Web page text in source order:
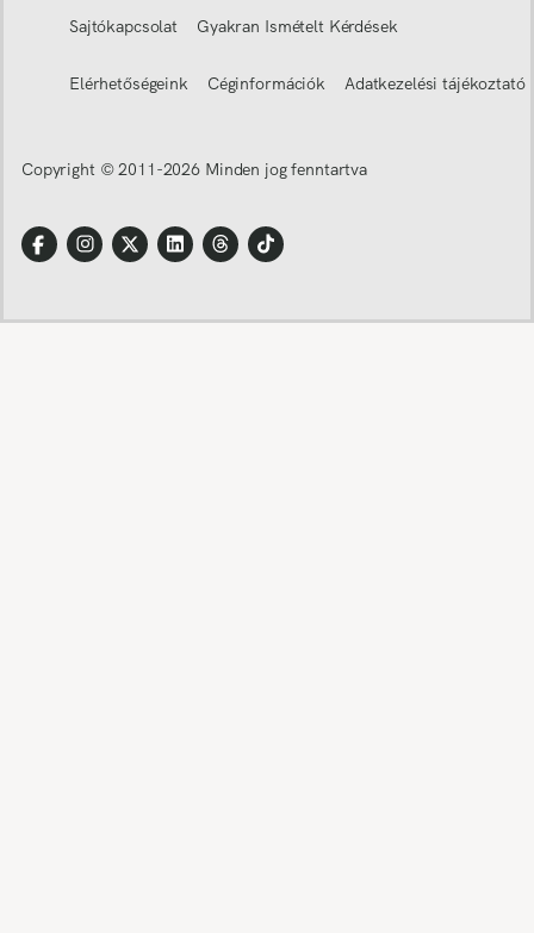
Sajtókapcsolat Gyakran Ismételt Kérdések
Elérhetőségeink Céginformációk Adatkezelési tájékoztató
Copyright © 2011-2026 Minden jog fenntartva